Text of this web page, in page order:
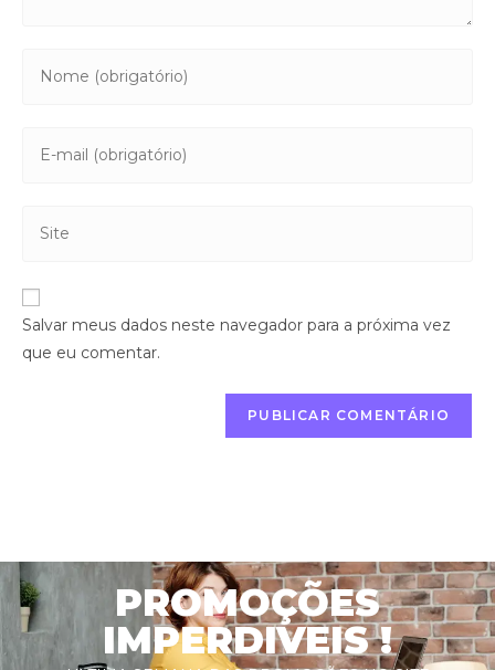
Salvar meus dados neste navegador para a próxima vez
que eu comentar.
PROMOÇÕES
IMPERDIVEIS !